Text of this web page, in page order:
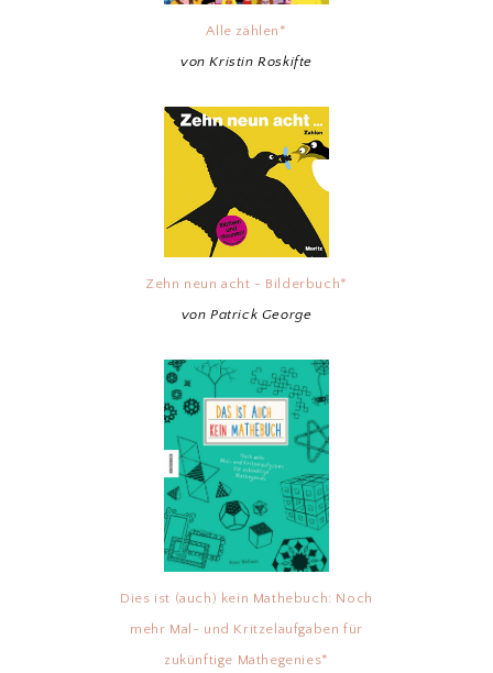
Alle zählen*
von Kristin Roskifte
Zehn neun acht - Bilderbuch*
von Patrick George
Dies ist (auch) kein Mathebuch: Noch
mehr Mal- und Kritzelaufgaben für
zukünftige Mathegenies*